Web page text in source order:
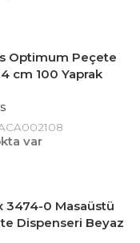
Optimum Peçete
cm 100 Yaprak
var
3474-0 Masaüstü
Dispenseri Beyaz